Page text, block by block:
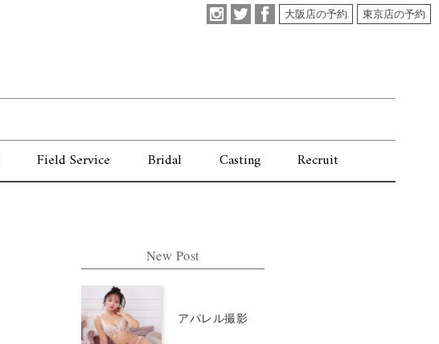
大阪店の予約 東京店の予約
Field Service Bridal Casting Recruit
New Post
アパレル撮影